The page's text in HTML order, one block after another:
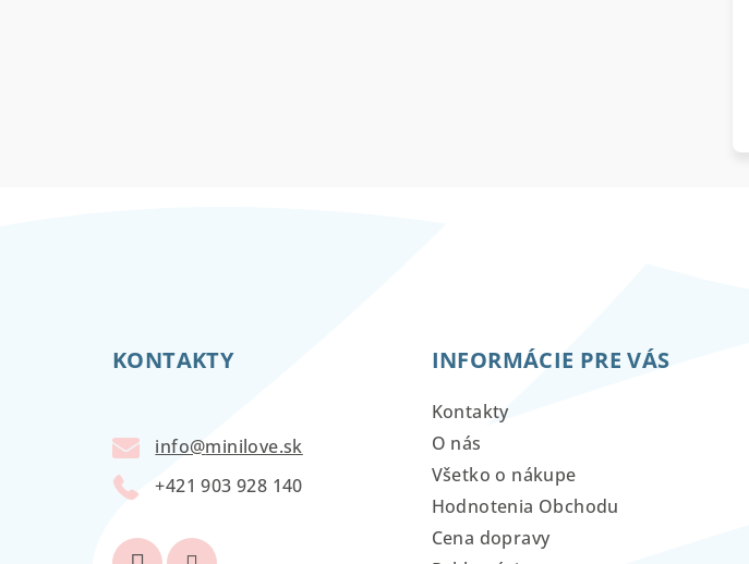
KONTAKTY
info@minilove.sk
+421 903 928 140
INFORMÁCIE PRE VÁS
Kontakty
O nás
Všetko o nákupe
Hodnotenia Obchodu
Cena dopravy